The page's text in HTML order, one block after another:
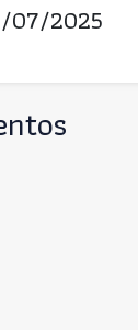
07/2025